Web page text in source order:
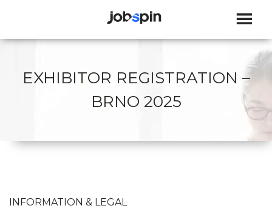
EXHIBITOR REGISTRATION –
BRNO 2025
INFORMATION & LEGAL